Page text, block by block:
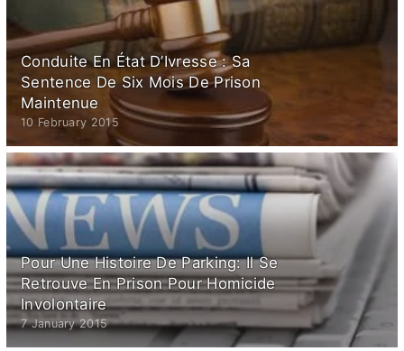
Conduite En État D’Ivresse : Sa
Sentence De Six Mois De Prison
Maintenue
10 February 2015
Pour Une Histoire De Parking: Il Se
Retrouve En Prison Pour Homicide
Involontaire
7 January 2015